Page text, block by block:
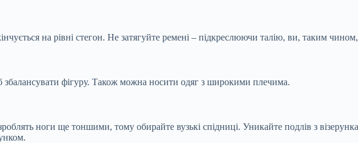
на рівні стегон. Не затягуйте ремені – підкреслюючи талію, ви, таким
фігуру. Також можна носити одяг з широкими плечима.
ноги ще тоншими, тому обирайте вузькі спідниці. Уникайте подлів з